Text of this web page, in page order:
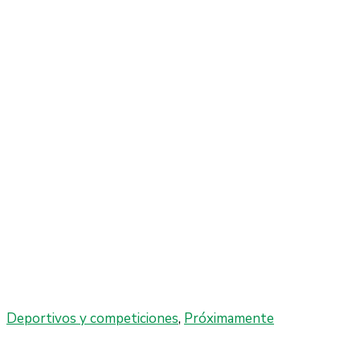
Deportivos y competiciones, Próximamente